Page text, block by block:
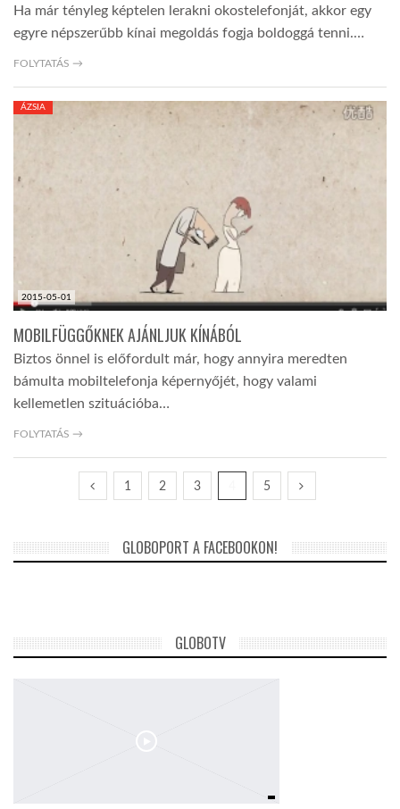
Ha már tényleg képtelen lerakni okostelefonját, akkor egy
egyre népszerűbb kínai megoldás fogja boldoggá tenni.…
FOLYTATÁS →
2015-05-01
ÁZSIA
MOBILFÜGGŐKNEK AJÁNLJUK KÍNÁBÓL
Biztos önnel is előfordult már, hogy annyira meredten
bámulta mobiltelefonja képernyőjét, hogy valami
kellemetlen szituációba…
FOLYTATÁS →
1 2 3 5
GLOBOPORT A FACEBOOKON!
GLOBOTV